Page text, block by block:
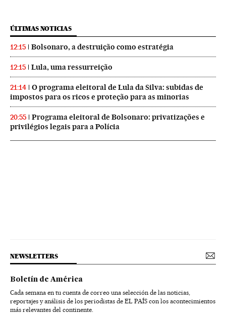
ÚLTIMAS NOTICIAS
12:15 Bolsonaro, a destruição como estratégia
12:15 Lula, uma ressurreição
21:14
O programa eleitoral de Lula da Silva: subidas de
impostos para os ricos e proteção para as minorias
20:55
Programa eleitoral de Bolsonaro: privatizações e
privilégios legais para a Polícia
NEWSLETTERS
Boletín de América
Cada semana en tu cuenta de correo una selección de las noticias,
reportajes y análisis de los periodistas de EL PAÍS con los acontecimientos
más relevantes del continente.